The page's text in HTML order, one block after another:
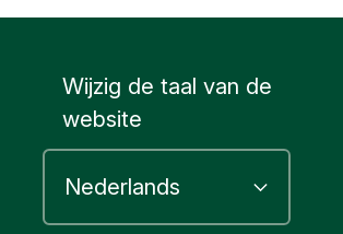
Wijzig de taal van de
website